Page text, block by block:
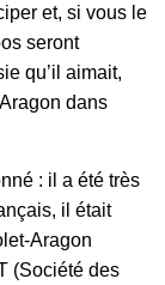
et, si vous le
seront
qu’il aimait,
dans
: il a été très
il était
Aragon
(Société des